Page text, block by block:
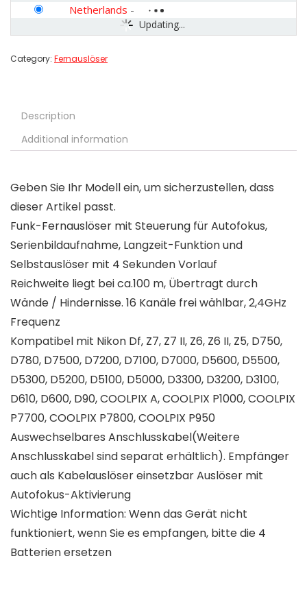
Updating...
Netherlands -
Category: Fernauslöser
Description
Additional information
Geben Sie Ihr Modell ein, um sicherzustellen, dass
dieser Artikel passt.
Funk-Fernauslöser mit Steuerung für Autofokus,
Serienbildaufnahme, Langzeit-Funktion und
Selbstauslöser mit 4 Sekunden Vorlauf
Reichweite liegt bei ca.100 m, Übertragt durch
Wände / Hindernisse. 16 Kanäle frei wählbar, 2,4GHz
Frequenz
Kompatibel mit Nikon Df, Z7, Z7 II, Z6, Z6 II, Z5, D750,
D780, D7500, D7200, D7100, D7000, D5600, D5500,
D5300, D5200, D5100, D5000, D3300, D3200, D3100,
D610, D600, D90, COOLPIX A, COOLPIX P1000, COOLPIX
P7700, COOLPIX P7800, COOLPIX P950
Auswechselbares Anschlusskabel(Weitere
Anschlusskabel sind separat erhältlich). Empfänger
auch als Kabelauslöser einsetzbar Auslöser mit
Autofokus-Aktivierung
Wichtige Information: Wenn das Gerät nicht
funktioniert, wenn Sie es empfangen, bitte die 4
Batterien ersetzen